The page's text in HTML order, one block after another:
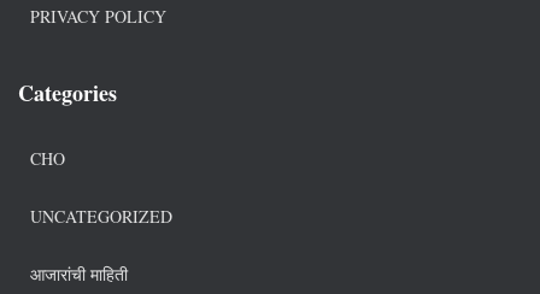
PRIVACY POLICY
Categories
CHO
UNCATEGORIZED
आजारांची माहिती